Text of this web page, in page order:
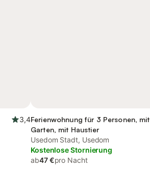
3,4Ferienwohnung für 3 Personen, mit
Garten, mit Haustier
Usedom Stadt, Usedom
Kostenlose Stornierung
ab47 €pro Nacht